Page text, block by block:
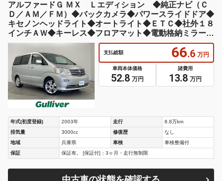
アルファードＧ ＭＸ Ｌエディション ◆純正ナビ（Ｃ
Ｄ／ＡＭ／ＦＭ）◆バックカメラ◆パワースライドドア◆
キセノンヘッドライト◆オートライト◆ＥＴＣ◆社外１８
インチＡＷ◆キーレス◆フロアマット◆電動格納ミラー◆
コーナー
支払総額 66.6 万円
車両本体価格
52.8 万円
諸費用
13.8 万円
年式(初度登録) 2003年 走行
8.8万km
排気量
3000cc 修復歴
なし
地域
兵庫県 車検
車検整備付
保証
保証有。 [保証付]：3ヶ月・走行無制限